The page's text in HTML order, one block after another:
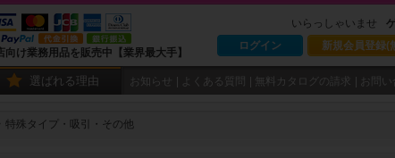
向け業務用品を販売中【業界最大手】
いらっしゃいませ
ログイン
新規会員登録(
選ばれる理由 お知らせ よくある質問 無料カタログの請求 お問い
特殊タイプ・吸引・その他